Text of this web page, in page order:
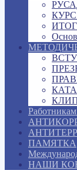
ПАМЯТКА
НАШИ